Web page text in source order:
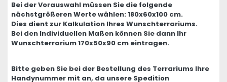
Bei der Vorauswahl müssen Sie die folgende
nächstgrößeren Werte wählen: 180x60x100 cm.
Dies dient zur Kalkulation Ihres Wunschterrariums.
Bei den Individuellen Maßen können Sie dann Ihr
Wunschterrarium 170x50x90 cm eintragen.
Bitte geben Sie bei der Bestellung des Terrariums Ihre
Handynummer mit an, da unsere Spedition